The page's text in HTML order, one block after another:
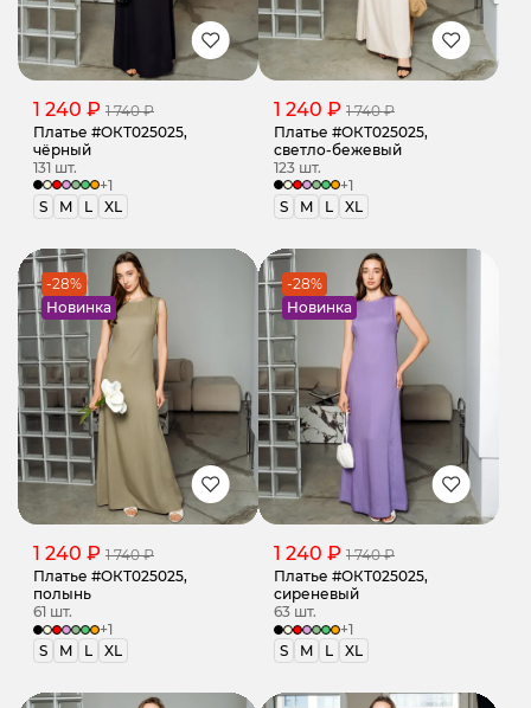
1 240 ₽ 1 740 ₽
Платье #ОКТ025025,
чёрный
131 шт.
+1
S
M L XL
1 240 ₽ 1 740 ₽
Платье #ОКТ025025,
светло-бежевый
123 шт.
+1
S
M L XL
-28%
Новинка
1 240 ₽ 1 740 ₽
Платье #ОКТ025025,
полынь
61 шт.
+1
S
M L XL
-28%
Новинка
1 240 ₽ 1 740 ₽
Платье #ОКТ025025,
сиреневый
63 шт.
+1
S
M L XL